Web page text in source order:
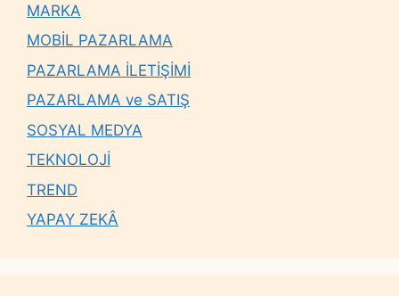
MARKA
MOBİL PAZARLAMA
PAZARLAMA İLETİŞİMİ
PAZARLAMA ve SATIŞ
SOSYAL MEDYA
TEKNOLOJİ
TREND
YAPAY ZEKÂ